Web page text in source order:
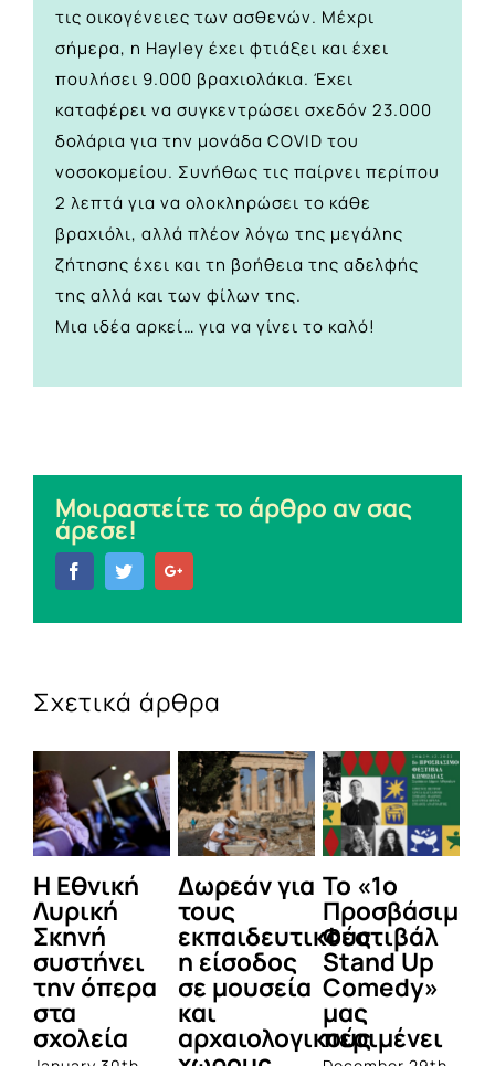
τις οικογένειες των ασθενών. Μέχρι
σήμερα, η Hayley έχει φτιάξει και έχει
πουλήσει 9.000 βραχιολάκια. Έχει
καταφέρει να συγκεντρώσει σχεδόν 23.000
δολάρια για την μονάδα COVID του
νοσοκομείου. Συνήθως τις παίρνει περίπου
2 λεπτά για να ολοκληρώσει το κάθε
βραχιόλι, αλλά πλέον λόγω της μεγάλης
ζήτησης έχει και τη βοήθεια της αδελφής
της αλλά και των φίλων της.
Μια ιδέα αρκεί… για να γίνει το καλό!
Μοιραστείτε το άρθρο αν σας
άρεσε!
FacebookTwitter
Σχετικά άρθρα
Η Εθνική
Λυρική
Σκηνή
συστήνει
την όπερα
στα
σχολεία
Δωρεάν για
τους
εκπαιδευτικούς
η είσοδος
σε μουσεία
και
αρχαιολογικούς
Το «1ο
Προσβάσιμο
Φεστιβάλ
Stand Up
Comedy»
μας
περιμένει